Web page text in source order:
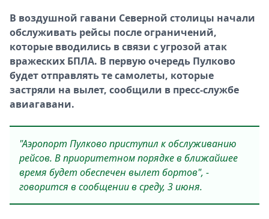
Спецпроекты
Звезды
Выборы
2026
Скачай
Metro
В воздушной гавани Северной столицы начали
обслуживать рейсы после ограничений,
которые вводились в связи с угрозой атак
вражеских БПЛА. В первую очередь Пулково
будет отправлять те самолеты, которые
застряли на вылет, сообщили в пресс-службе
авиагавани.
"Аэропорт Пулково приступил к обслуживанию
рейсов. В приоритетном порядке в ближайшее
время будет обеспечен вылет бортов", -
говорится в сообщении в среду, 3 июня.